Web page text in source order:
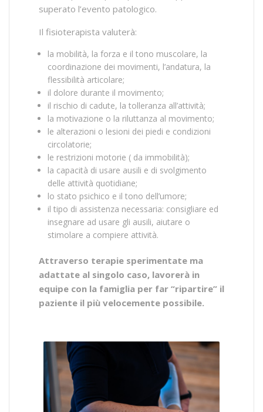
superato l’evento patologico.
Il fisioterapista valuterà:
la mobilità, la forza e il tono muscolare, la
coordinazione dei movimenti, l’andatura, la
flessibilità articolare;
il dolore durante il movimento;
il rischio di cadute, la tolleranza all’attività;
la motivazione o la riluttanza al movimento;
le alterazioni o lesioni dei piedi e condizioni
circolatorie;
le restrizioni motorie ( da immobilità);
la capacità di usare ausili e di svolgimento
delle attività quotidiane;
lo stato psichico e il tono dell’umore;
il tipo di assistenza necessaria: consigliare ed
insegnare ad usare gli ausili, aiutare o
stimolare a compiere attività.
Attraverso terapie sperimentate ma
adattate al singolo caso, lavorerà in
equipe con la famiglia per far “ripartire” il
paziente il più velocemente possibile.